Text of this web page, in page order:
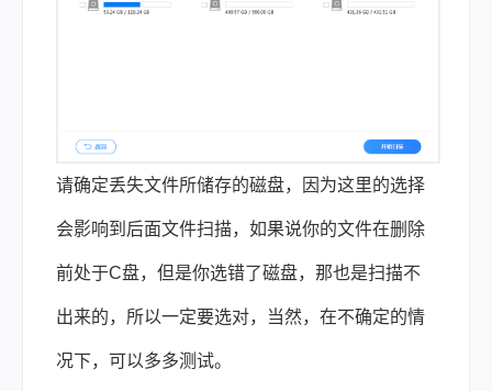
请确定丢失文件所储存的磁盘，因为这里的选择
会影响到后面文件扫描，如果说你的文件在删除
前处于C盘，但是你选错了磁盘，那也是扫描不
出来的，所以一定要选对，当然，在不确定的情
况下，可以多多测试。